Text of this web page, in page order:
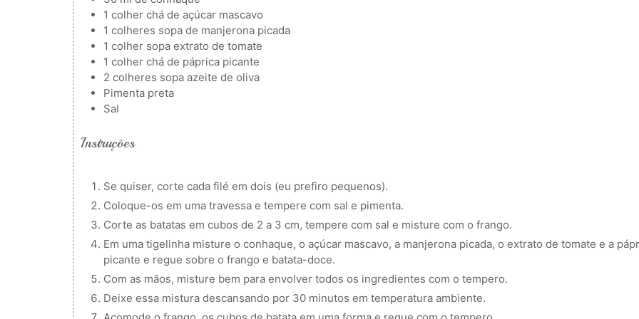
1 colher chá de açúcar mascavo
1 colheres sopa de manjerona picada
1 colher sopa extrato de tomate
1 colher chá de páprica picante
2 colheres sopa azeite de oliva
Pimenta preta
Sal
Instruções
Se quiser, corte cada filé em dois (eu prefiro pequenos).
Coloque-os em uma travessa e tempere com sal e pimenta.
Corte as batatas em cubos de 2 a 3 cm, tempere com sal e misture com o frango.
Em uma tigelinha misture o conhaque, o açúcar mascavo, a manjerona picada, o extrato de tomate e a
picante e regue sobre o frango e batata-doce.
Com as mãos, misture bem para envolver todos os ingredientes com o tempero.
Deixe essa mistura descansando por 30 minutos em temperatura ambiente.